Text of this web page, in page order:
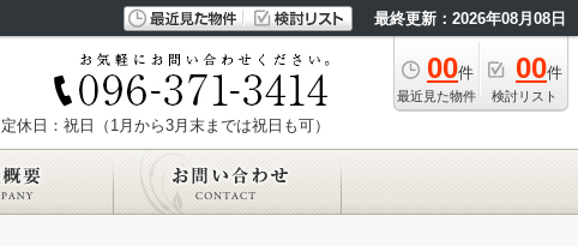
最終更新：2026年08月08日
00件
最近見た物件
00件
検討リスト
定休日：祝日（1月から3月末までは祝日も可）